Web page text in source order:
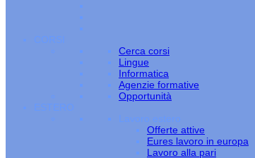
CORSI
Cerca corsi
Lingue
Informatica
Agenzie formative
Opportunità
ESTERO
Lavoro estero
Offerte attive
Eures lavoro in europa
Lavoro alla pari